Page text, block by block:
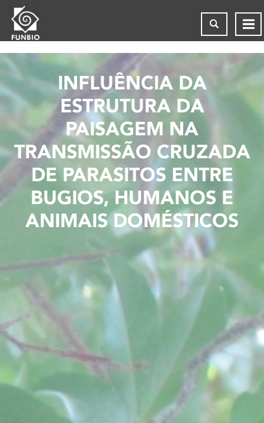
INFLUÊNCIA DA
ESTRUTURA DA
PAISAGEM NA
TRANSMISSÃO CRUZADA
DE PARASITOS ENTRE
BUGIOS, HUMANOS E
ANIMAIS DOMÉSTICOS